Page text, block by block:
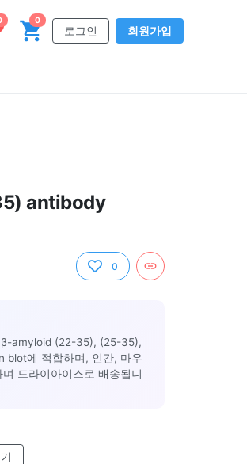
0
로그인 회원가입
antibody
0
amyloid (22-35), (25-35),
blot에 적합하며, 인간, 마우
드라이아이스로 배송됩니